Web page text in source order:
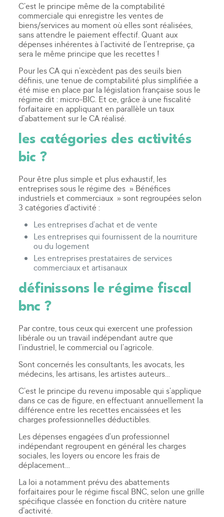
C’est le principe même de la comptabilité
commerciale qui enregistre les ventes de
biens/services au moment où elles sont réalisées,
sans attendre le paiement effectif. Quant aux
dépenses inhérentes à l’activité de l’entreprise, ça
sera le même principe que les recettes !
Pour les CA qui n’excèdent pas des seuils bien
définis, une tenue de comptabilité plus simplifiée a
été mise en place par la législation française sous le
régime dit : micro-BIC. Et ce, grâce à une fiscalité
forfaitaire en appliquant en parallèle un taux
d’abattement sur le CA réalisé.
les catégories des activités
bic ?
Pour être plus simple et plus exhaustif, les
entreprises sous le régime des » Bénéfices
industriels et commerciaux » sont regroupées selon
3 catégories d’activité :
Les entreprises d’achat et de vente
Les entreprises qui fournissent de la nourriture
ou du logement
Les entreprises prestataires de services
commerciaux et artisanaux
définissons le régime fiscal
bnc ?
Par contre, tous ceux qui exercent une profession
libérale ou un travail indépendant autre que
l’industriel, le commercial ou l’agricole.
Sont concernés les consultants, les avocats, les
médecins, les artisans, les artistes auteurs…
C’est le principe du revenu imposable qui s’applique
dans ce cas de figure, en effectuant annuellement la
différence entre les recettes encaissées et les
charges professionnelles déductibles.
Les dépenses engagées d’un professionnel
indépendant regroupent en général les charges
sociales, les loyers ou encore les frais de
déplacement…
La loi a notamment prévu des abattements
forfaitaires pour le régime fiscal BNC, selon une grille
spécifique classée en fonction du critère nature
d’activité.